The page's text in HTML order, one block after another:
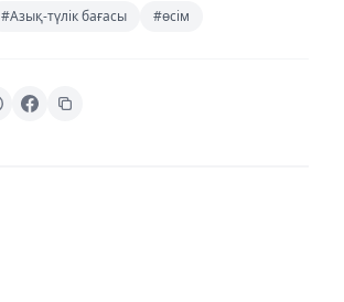
#Азық-түлік бағасы #өсім